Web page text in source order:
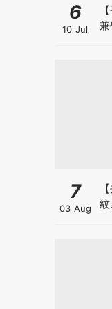
6
10 Jul
兼
7
03 Aug
紋